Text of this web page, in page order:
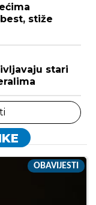
stiže
stari
OBAVIJESTI